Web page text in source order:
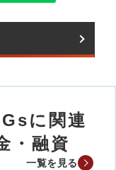
に関連
・融資
一覧を見る